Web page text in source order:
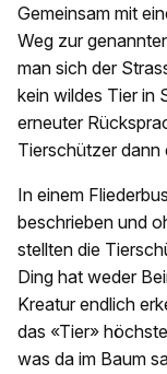
Gemeinsam mit
Weg zur
man sich der
kein wildes Tier in
erneuter
Tierschützer dann
In einem
beschrieben und
stellten die
Ding hat weder
Kreatur endlich
das «Tier»
was da im Baum